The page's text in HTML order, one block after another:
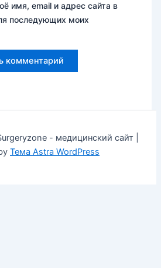
имя, email и адрес сайта в
последующих моих
- медицинский сайт |
Тема Astra WordPress